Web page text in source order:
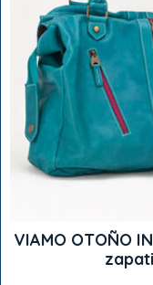
VIAMO OTOÑO